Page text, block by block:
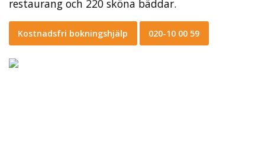
restaurang och 220 sköna bäddar.
Kostnadsfri bokningshjälp 020-10 00 59